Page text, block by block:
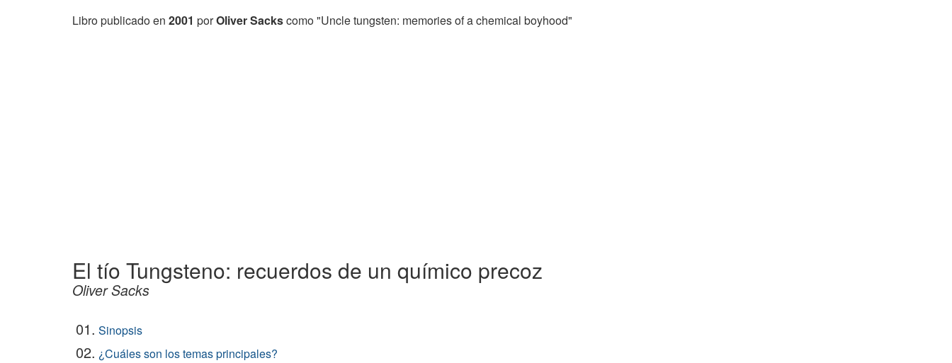
Libro publicado en 2001 porOliver Sackscomo "Uncle tungsten: memories of a chemical boyhood"
El tío Tungsteno: recuerdos de un químico precoz
Oliver Sacks
01. Sinopsis
02. ¿Cuáles son los temas principales?